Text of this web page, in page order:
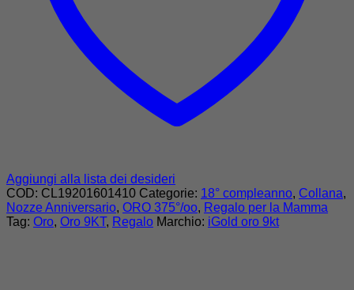
Aggiungi alla lista dei desideri
COD: CL19201601410 Categorie: 18° compleanno, Collana,
Nozze Anniversario, ORO 375°/oo, Regalo per la Mamma
Tag: Oro, Oro 9KT, Regalo Marchio: iGold oro 9kt